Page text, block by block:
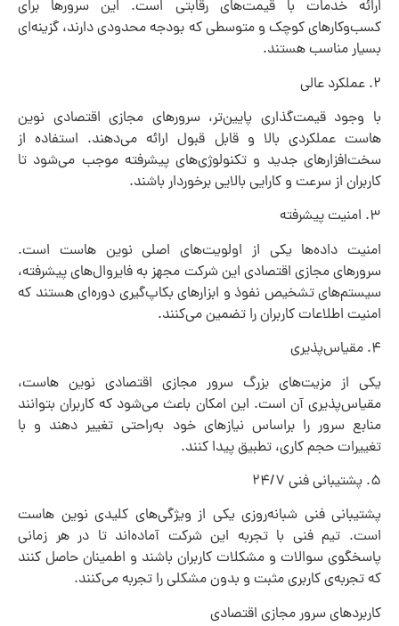
ارائه خدمات با قیمت‌های رقابتی است. این سرورها برای
کسب‌وکارهای کوچک و متوسطی که بودجه محدودی دارند، گزینه‌ای
بسیار مناسب هستند.
۲. عملکرد عالی
با وجود قیمت‌گذاری پایین‌تر، سرورهای مجازی اقتصادی نوین
هاست عملکردی بالا و قابل قبول ارائه می‌دهند. استفاده از
سخت‌افزارهای جدید و تکنولوژی‌های پیشرفته موجب می‌شود تا
کاربران از سرعت و کارایی بالایی برخوردار باشند.
۳. امنیت پیشرفته
امنیت داده‌ها یکی از اولویت‌های اصلی نوین هاست است.
سرورهای مجازی اقتصادی این شرکت مجهز به فایروال‌های پیشرفته،
سیستم‌های تشخیص نفوذ و ابزارهای بکاپ‌گیری دوره‌ای هستند که
امنیت اطلاعات کاربران را تضمین می‌کنند.
۴. مقیاس‌پذیری
یکی از مزیت‌های بزرگ سرور مجازی اقتصادی نوین هاست،
مقیاس‌پذیری آن است. این امکان باعث می‌شود که کاربران بتوانند
منابع سرور را براساس نیازهای خود به‌راحتی تغییر دهند و با
تغییرات حجم کاری، تطبیق پیدا کنند.
۵. پشتیبانی فنی ۲۴/۷
پشتیبانی فنی شبانه‌روزی یکی از ویژگی‌های کلیدی نوین هاست
است. تیم فنی با تجربه این شرکت آماده‌اند تا در هر زمانی
پاسخگوی سوالات و مشکلات کاربران باشند و اطمینان حاصل کنند
که تجربه‌ی کاربری مثبت و بدون مشکلی را تجربه می‌کنند.
کاربردهای سرور مجازی اقتصادی